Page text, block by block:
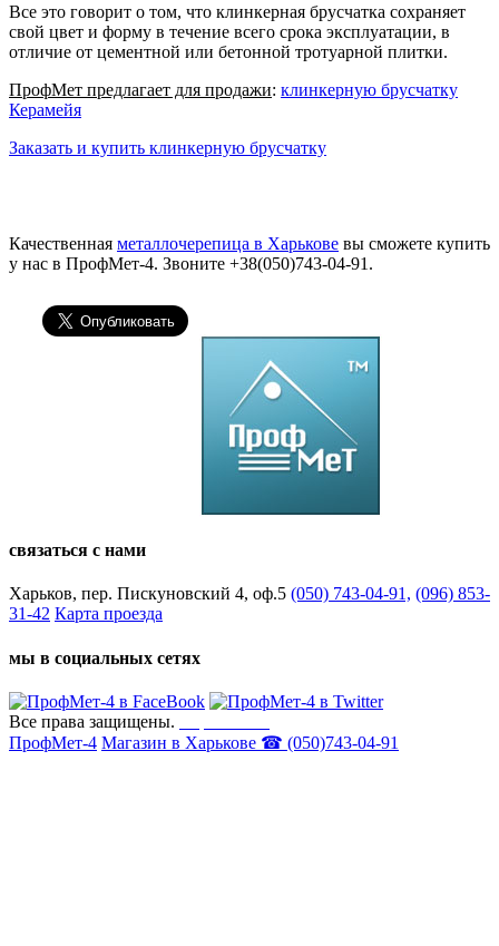
Все это говорит о том, что клинкерная брусчатка сохраняет
свой цвет и форму в течение всего срока эксплуатации, в
отличие от цементной или бетонной тротуарной плитки.
ПрофМет предлагает для продажи: клинкерную брусчатку
Керамейя
Заказать и купить клинкерную брусчатку
Качественная металлочерепица в Харькове вы сможете купить
у нас в ПрофМет-4. Звоните +38(050)743-04-91.
связаться с нами
Харьков, пер. Пискуновский 4, оф.5 (050) 743-04-91, (096) 853-
31-42 Карта проезда
мы в социальных сетях
Все права защищены.
ПрофМет-4 Магазин в Харькове ☎ (050)743-04-91